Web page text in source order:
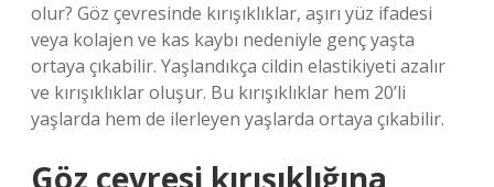
olur? Göz çevresinde kırışıklıklar, aşırı yüz ifadesi
veya kolajen ve kas kaybı nedeniyle genç yaşta
ortaya çıkabilir. Yaşlandıkça cildin elastikiyeti azalır
ve kırışıklıklar oluşur. Bu kırışıklıklar hem 20’li
yaşlarda hem de ilerleyen yaşlarda ortaya çıkabilir.
Göz çevresi kırışıklığına